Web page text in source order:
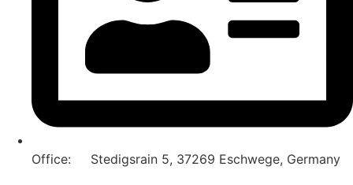
Office: Stedigsrain 5, 37269 Eschwege, Germany